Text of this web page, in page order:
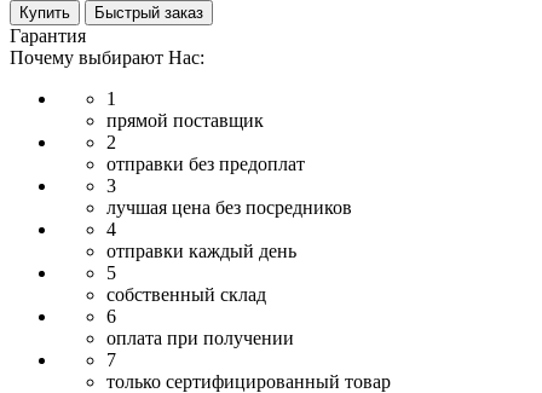
Купить Быстрый заказ
Гарантия
Почему выбирают Нас:
1
прямой поставщик
2
отправки без предоплат
3
лучшая цена без посредников
4
отправки каждый день
5
собственный склад
6
оплата при получении
7
только сертифицированный товар